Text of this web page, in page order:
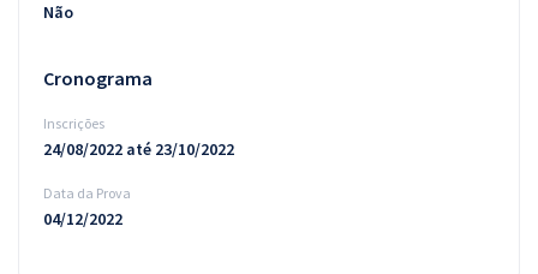
Não
Cronograma
Inscrições
24/08/2022 até 23/10/2022
Data da Prova
04/12/2022